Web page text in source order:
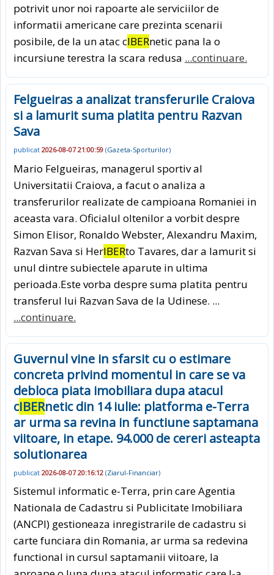
potrivit unor noi rapoarte ale serviciilor de
informatii americane care prezinta scenarii
posibile, de la un atac cIBERnetic pana la o
incursiune terestra la scara redusa ...continuare.
Felgueiras a analizat transferurile Craiova
si a lamurit suma platita pentru Razvan
Sava
publicat 2026-08-07 21:00:59 (Gazeta-Sporturilor)
Mario Felgueiras, managerul sportiv al
Universitatii Craiova, a facut o analiza a
transferurilor realizate de campioana Romaniei in
aceasta vara. Oficialul oltenilor a vorbit despre
Simon Elisor, Ronaldo Webster, Alexandru Maxim,
Razvan Sava si HerIBERto Tavares, dar a lamurit si
unul dintre subiectele aparute in ultima
perioada.Este vorba despre suma platita pentru
transferul lui Razvan Sava de la Udinese. ...
...continuare.
Guvernul vine in sfarsit cu o estimare
concreta privind momentul in care se va
debloca piata imobiliara dupa atacul
cIBERnetic din 14 iulie: platforma e-Terra
ar urma sa revina in functiune saptamana
viitoare, in etape. 94.000 de cereri asteapta
solutionarea
publicat 2026-08-07 20:16:12 (Ziarul-Financiar)
Sistemul informatic e-Terra, prin care Agentia
Nationala de Cadastru si Publicitate Imobiliara
(ANCPI) gestioneaza inregistrarile de cadastru si
carte funciara din Romania, ar urma sa redevina
functional in cursul saptamanii viitoare, la